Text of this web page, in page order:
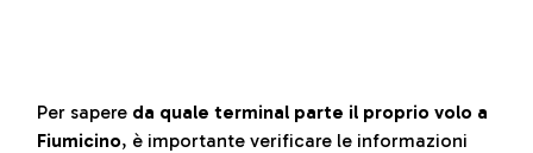
Per sapere da quale terminal parte il proprio volo a
Fiumicino, è importante verificare le informazioni